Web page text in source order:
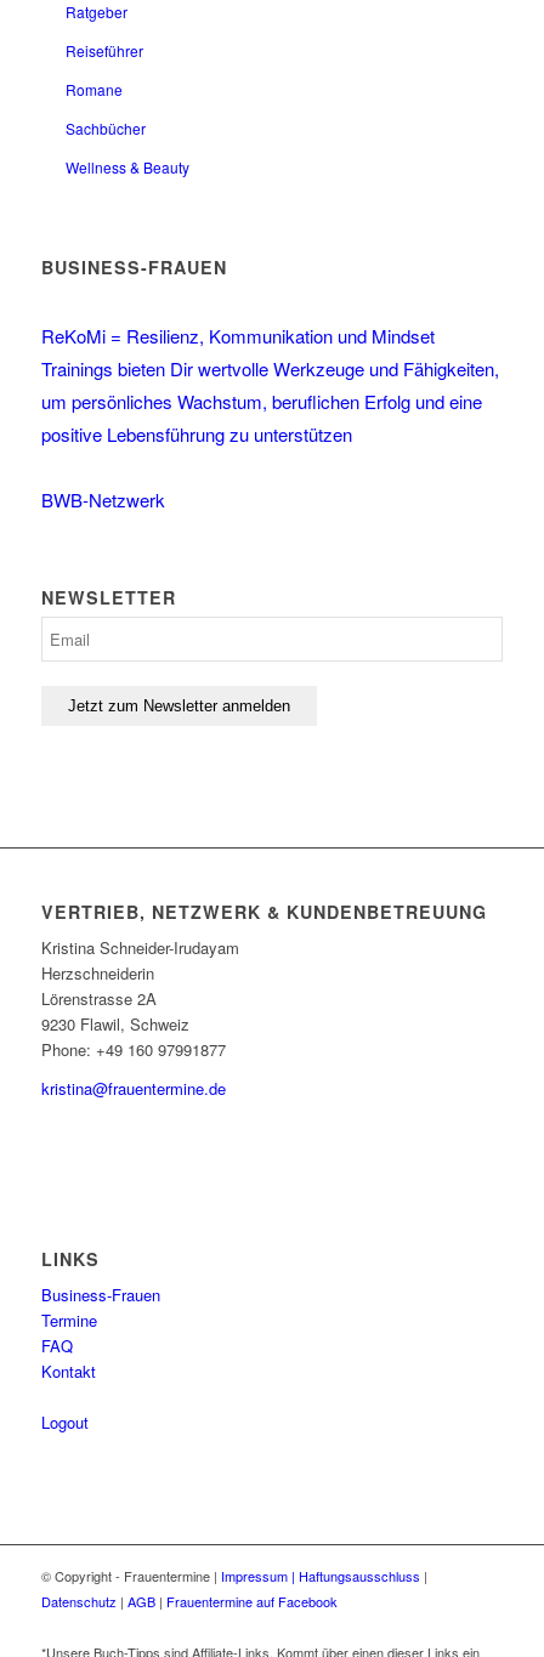
Ratgeber
Reiseführer
Romane
Sachbücher
Wellness & Beauty
BUSINESS-FRAUEN
ReKoMi = Resilienz, Kommunikation und Mindset
Trainings bieten Dir wertvolle Werkzeuge und Fähigkeiten,
um persönliches Wachstum, beruflichen Erfolg und eine
positive Lebensführung zu unterstützen
BWB-Netzwerk
NEWSLETTER
VERTRIEB, NETZWERK & KUNDENBETREUUNG
Kristina Schneider-Irudayam
Herzschneiderin
Lörenstrasse 2A
9230 Flawil, Schweiz
Phone: +49 160 97991877
kristina@frauentermine.de
LINKS
Business-Frauen
Termine
FAQ
Kontakt
Logout
© Copyright - Frauentermine | Impressum | Haftungsausschluss |
Datenschutz | AGB| Frauentermine auf Facebook
*Unsere Buch-Tipps sind Affiliate-Links. Kommt über einen dieser Links ein